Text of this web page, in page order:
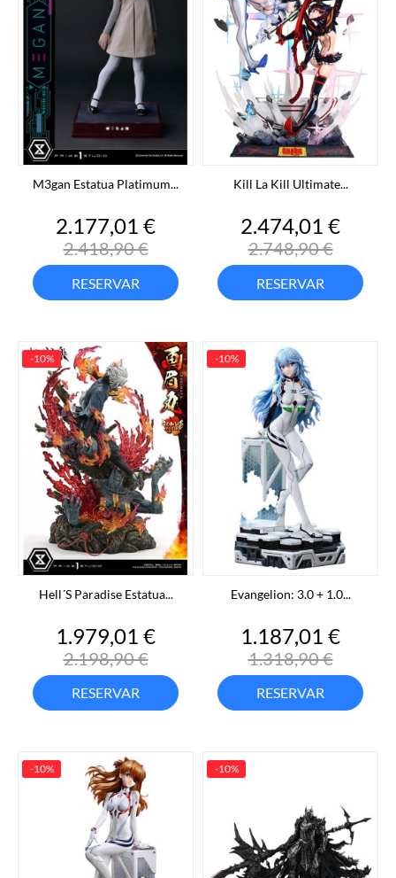
M3gan Estatua Platimum...
Precio
2.177,01 €Precio
2.418,90 €
RESERVAR
Kill La Kill Ultimate...
Precio
2.474,01 €
2.748,90 €
RESERVAR
Hell´s Paradise Estatua...
Precio
1.979,01 €Precio
2.198,90 €
RESERVAR
-10%
Evangelion: 3.0 + 1.0...
Precio
1.187,01 €
1.318,90 €
RESERVAR
-10%
-10% -10%